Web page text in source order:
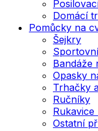
Domácí
Pomůcky na
Šejkry
Bandáže
Opasky
Trhačky
Ručníky
Ostatní